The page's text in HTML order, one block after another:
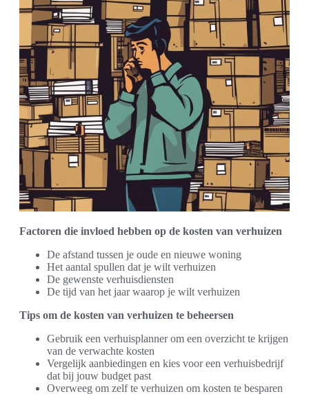
Factoren die invloed hebben op de kosten van verhuizen
De afstand tussen je oude en nieuwe woning
Het aantal spullen dat je wilt verhuizen
De gewenste verhuisdiensten
De tijd van het jaar waarop je wilt verhuizen
Tips om de kosten van verhuizen te beheersen
Gebruik een verhuisplanner om een overzicht te krijgen
van de verwachte kosten
Vergelijk aanbiedingen en kies voor een verhuisbedrijf
dat bij jouw budget past
Overweeg om zelf te verhuizen om kosten te besparen